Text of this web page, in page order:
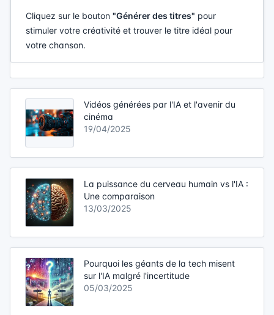
Cliquez sur le bouton "Générer des titres" pour
stimuler votre créativité et trouver le titre idéal pour
votre chanson.
Vidéos générées par l'IA et l'avenir du
cinéma
19/04/2025
La puissance du cerveau humain vs l'IA :
Une comparaison
13/03/2025
Pourquoi les géants de la tech misent
sur l'IA malgré l'incertitude
05/03/2025